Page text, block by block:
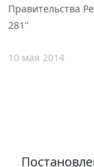
Правительства
281"
10 мая 2014